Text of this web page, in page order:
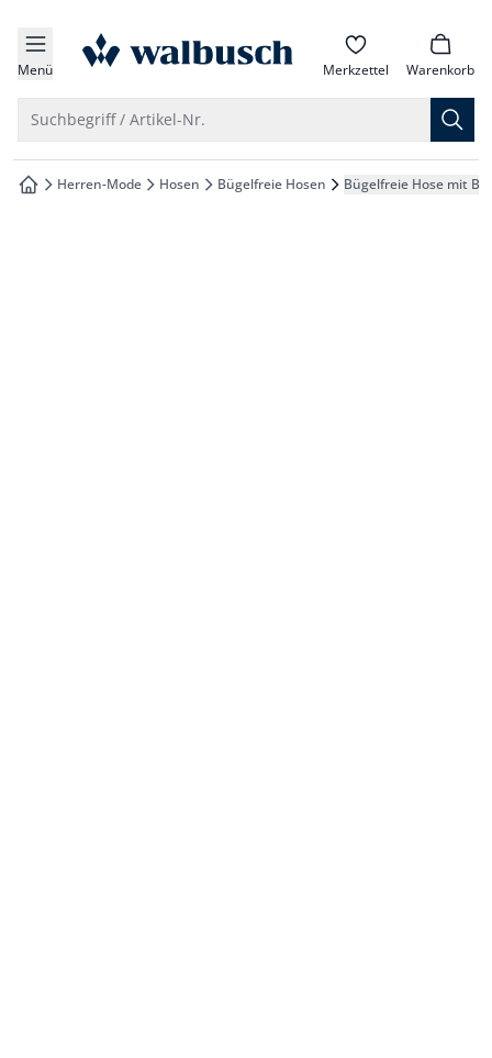
springen
springen
springen
springen
Menü zur Startseite Merkzettel Warenkorb
Suchbegriff / Artikel-Nr.
zur Startseite
Herren-Mode Hosen Bügelfreie Hosen Bügelfreie Hose mit